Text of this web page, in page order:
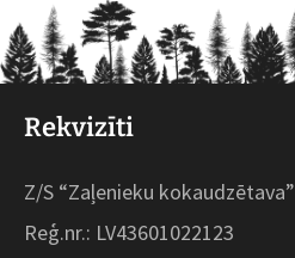
Rekvizīti
Z/S “Zaļenieku kokaudzētava”
Reģ.nr.: LV43601022123